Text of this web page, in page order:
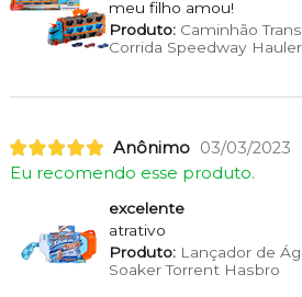
meu filho amou!
Produto:Caminhão
Corrida Speedway
Anônimo 03/03/2023
Eu recomendo esse produto.
excelente
atrativo
Produto:Lançador de
Soaker Torrent Hasbro